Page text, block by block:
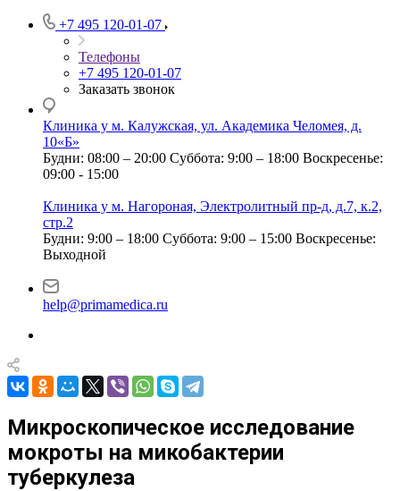
+7 495 120-01-07
Телефоны
+7 495 120-01-07
Заказать звонок
Клиника у м. Калужская, ул. Академика Челомея, д.
10«Б»
Будни: 08:00 – 20:00 Суббота: 9:00 – 18:00 Воскресенье:
09:00 - 15:00
Клиника у м. Нагороная, Электролитный пр-д, д.7, к.2,
стр.2
Будни: 9:00 – 18:00 Суббота: 9:00 – 15:00 Воскресенье:
Выходной
help@primamedica.ru
Микроскопическое исследование
мокроты на микобактерии
туберкулеза